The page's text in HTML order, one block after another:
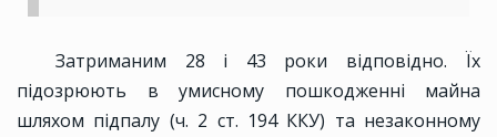
Затриманим 28 і 43 роки відповідно. Їх
підозрюють в умисному пошкодженні майна
шляхом підпалу (ч. 2 ст. 194 ККУ) та незаконному